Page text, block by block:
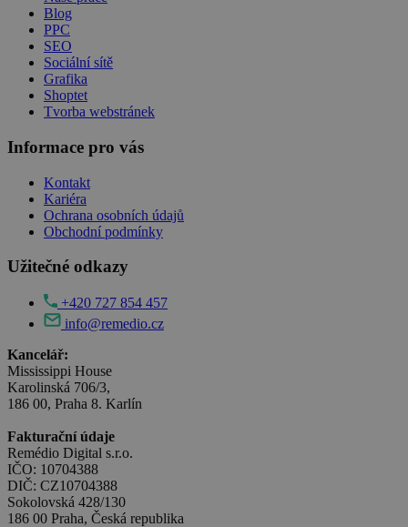
Blog
PPC
SEO
Sociální sítě
Grafika
Shoptet
Tvorba webstránek
Informace pro vás
Kontakt
Kariéra
Ochrana osobních údajů
Obchodní podmínky
Užitečné odkazy
+420 727 854 457
info@remedio.cz
Kancelář:
Mississippi House
Karolinská 706/3,
186 00, Praha 8. Karlín
Fakturační údaje
Remédio Digital s.r.o.
IČO: 10704388
DIČ: CZ10704388
Sokolovská 428/130
186 00 Praha, Česká republika